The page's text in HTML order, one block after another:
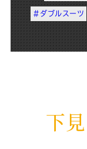
#ダブルスーツ
下見